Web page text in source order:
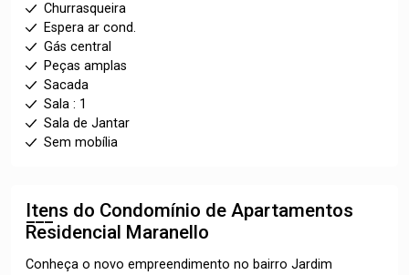
Churrasqueira
Espera ar cond.
Gás central
Peças amplas
Sacada
Sala : 1
Sala de Jantar
Sem mobília
Itens do Condomínio de Apartamentos
Residencial Maranello
Conheça o novo empreendimento no bairro Jardim